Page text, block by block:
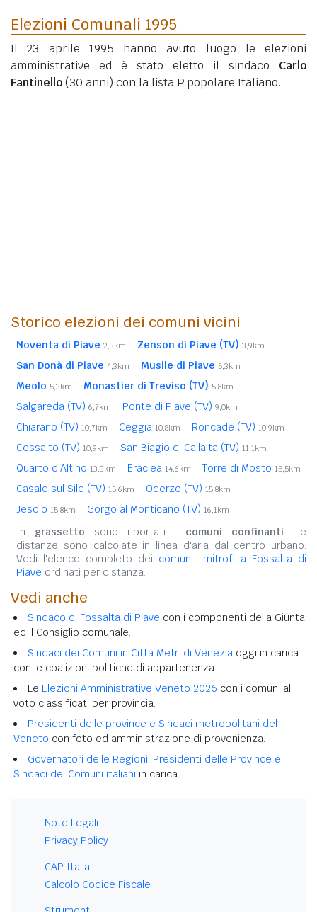
Elezioni Comunali 1995
Il 23 aprile 1995 hanno avuto luogo le elezioni
amministrative ed è stato eletto il sindaco Carlo
Fantinello(30 anni) con la lista P.popolare Italiano.
Storico elezioni dei comuni vicini
Noventa di Piave 2,3km Zenson di Piave (TV) 3,9km
San Donà di Piave 4,3km Musile di Piave 5,3km
Meolo 5,3km Monastier di Treviso (TV) 5,8km
Salgareda (TV) 6,7km Ponte di Piave (TV) 9,0km
Chiarano (TV) 10,7km Ceggia 10,8km Roncade (TV) 10,9km
Cessalto (TV) 10,9km San Biagio di Callalta (TV) 11,1km
Quarto d'Altino 13,3km Eraclea 14,6km Torre di Mosto 15,5km
Casale sul Sile (TV) 15,6km Oderzo (TV) 15,8km
Jesolo 15,8km Gorgo al Monticano (TV) 16,1km
In grassetto sono riportati i comuni confinanti. Le
distanze sono calcolate in linea d'aria dal centro urbano.
Vedi l'elenco completo dei comuni limitrofi a Fossalta di
Piave ordinati per distanza.
Vedi anche
Sindaco di Fossalta di Piave con i componenti della Giunta
ed il Consiglio comunale.
Sindaci dei Comuni in Città Metr. di Venezia oggi in carica
con le coalizioni politiche di appartenenza.
Le Elezioni Amministrative Veneto 2026 con i comuni al
voto classificati per provincia.
Presidenti delle province e Sindaci metropolitani del
Veneto con foto ed amministrazione di provenienza.
Governatori delle Regioni, Presidenti delle Province e
Sindaci dei Comuni italiani in carica.
Note Legali
Privacy Policy
CAP Italia
Calcolo Codice Fiscale